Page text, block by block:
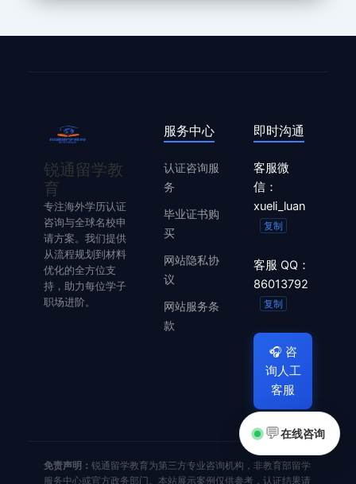
锐通留学教
育
专注海外学历认证
咨询与全球名校申
请方案。我们提供
从流程规划到材料
优化的全方位支
持，助力每位学子
职场进阶。
服务中心
认证咨询服
务
毕业证书购
买
网站隐私协
议
网站服务条
款
即时沟通
客服微
信：
xueli_luan
复制
客服 QQ：
86013792
复制
🎧 咨
询人工
客服
免责声明： 锐通留学教育为第三方专业咨询机构，非教育部留学
服务中心或官方政务部门。本站展示案例仅供参考，认证结果请
💬在线咨询